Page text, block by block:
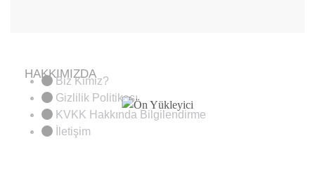
HAKKIMIZDA
Biz Kimiz?
Gizlilik Politikası
KVKK Hakkında Bilgilendirme
İletişim